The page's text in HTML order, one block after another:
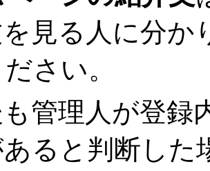
見る人に分か
さい。
管理人が登録
ると判断し